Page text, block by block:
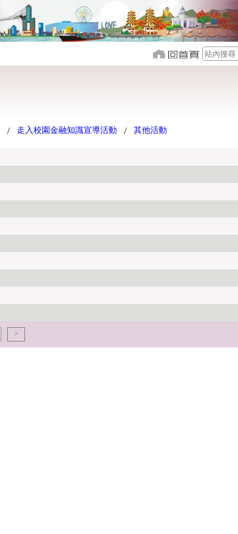
/ 走入校園金融知識宣導活動 / 其他活動
>